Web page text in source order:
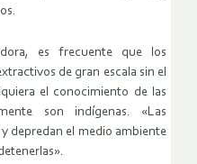
es frecuente que los
de gran escala sin el
el conocimiento de las
son indígenas. «Las
depredan el medio ambiente